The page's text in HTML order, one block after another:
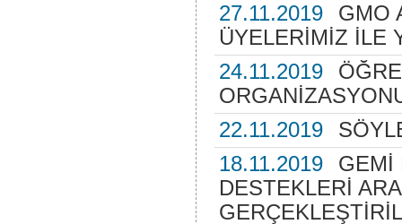
27.11.2019
GMO
ÜYELERİMİZ İLE
24.11.2019
22.11.2019
18.11.2019
GEMİ
DESTEKLERİ